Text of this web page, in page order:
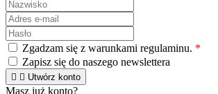
Zgadzam się z warunkami regulaminu. *
Zapisz się do naszego newslettera
  Utwórz konto
Masz już konto?